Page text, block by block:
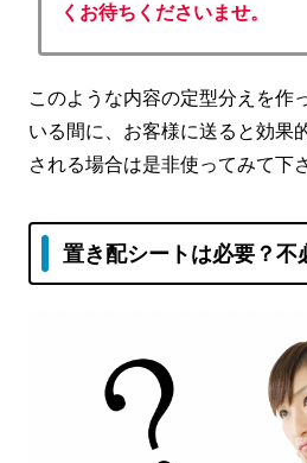
くお待ちくださいませ。
このような内容の定型分えを作
いる間に、お客様に送ると効果
される場合は是非使ってみて下
置き配シートは必要？不